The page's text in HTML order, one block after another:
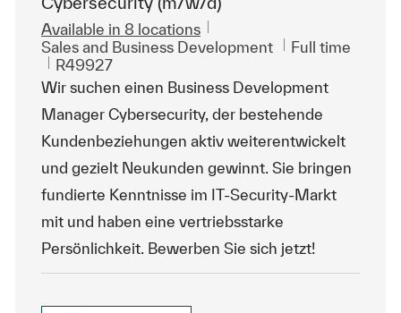
Available in 8 locations
Category
Sales and Business Development Job Type
Full time
ReqId
R49927
Wir suchen einen Business Development
Manager Cybersecurity, der bestehende
Kundenbeziehungen aktiv weiterentwickelt
und gezielt Neukunden gewinnt. Sie bringen
fundierte Kenntnisse im IT-Security-Markt
mit und haben eine vertriebsstarke
Persönlichkeit. Bewerben Sie sich jetzt!